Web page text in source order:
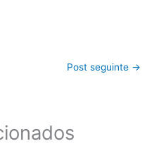
Post seguinte →